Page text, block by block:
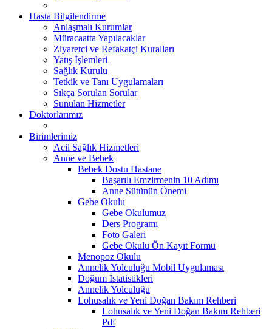
Hasta Bilgilendirme
Anlaşmalı Kurumlar
Müracaatta Yapılacaklar
Ziyaretci ve Refakatçi Kuralları
Yatış İşlemleri
Sağlık Kurulu
Tetkik ve Tanı Uygulamaları
Sıkça Sorulan Sorular
Sunulan Hizmetler
Doktorlarımız
Birimlerimiz
Acil Sağlık Hizmetleri
Anne ve Bebek
Bebek Dostu Hastane
Başarılı Emzirmenin 10 Adımı
Anne Sütünün Önemi
Gebe Okulu
Gebe Okulumuz
Ders Programı
Foto Galeri
Gebe Okulu Ön Kayıt Formu
Menopoz Okulu
Annelik Yolculuğu Mobil Uygulaması
Doğum İstatistikleri
Annelik Yolculuğu
Lohusalık ve Yeni Doğan Bakım Rehberi
Lohusalık ve Yeni Doğan Bakım Rehberi
Pdf